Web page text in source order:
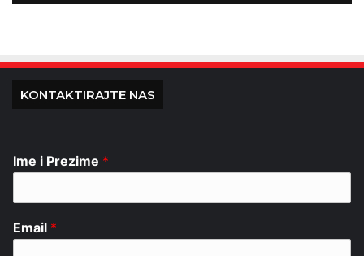
KONTAKTIRAJTE NAS
Ime i Prezime *
Email *